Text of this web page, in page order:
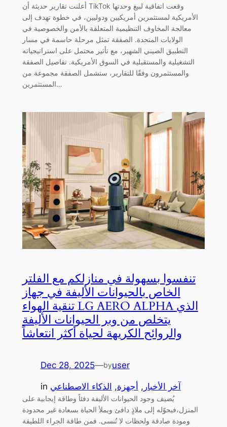
أعلنت تقارير حديثة أن TikTok وقعت اتفاقية لبيع وحدتها
الأمريكية لمستثمرين أمريكيين ودوليين، في خطوة تهدف إلى
معالجة المخاوف التنظيمية المتعلقة بالأمن والخصوصية في
الولايات المتحدة. الصفقة تمثل مرحلة حاسمة في مسار
التطبيق الصيني الشهير، مع تأثير محتمل على استراتيجياته
التشغيلية والمستقبلية في السوق الأمريكية. تفاصيل الصفقة
والمستثمرون وفقًا للتقارير، ستشمل الصفقة مجموعة من
المستثمرين…
تنفسوا بسهولة في منازلكم مع الفلتر
الخاص بالحيوانات الأليفة في جهاز
تنقية الهواء LG AERO ALPHA الذي
يتخلص من وبر الحيوانات الأليفة
والروائح الكريهة لحياة أكثر انتعاشاً
Dec 28, 2025—byuser
in آخر الأخبار , أجهزة, الذكاء الاصطناعي
يُضيف وجود الحيوانات الأليفة دفئاً وطاقة إيجابية على
المنزل،فيحوّله إلى ملاذٍ دافئ ويملأ الحياة بسعادة غير محدودة
ومودة صادقة ولحظات لا تُنسى. فمن طاقة الجراء اللطيفة